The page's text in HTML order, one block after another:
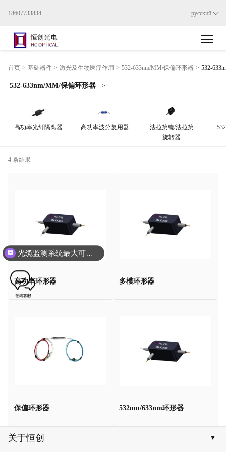
18607733834 русский
首页 > 基础器件 > 激光及生物医疗作用 > 532-633nm/MM/保偏环形器 > 532-
532-633nm/MM/保偏环形器 >
高功率光纤隔离器 高功率波分复用器
法拉第镜/法拉第
旋转器
4 条结果
高功率环形器 多模环形器
保偏环形器 532nm/633nm环形器
关于恒创 ▼
光缆监测系统最大可以监测多少公里，是否支持项目投标？